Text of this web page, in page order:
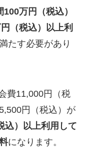
万円（税込）
（税込）以上利
たす必要があり
費11,000円（税
円（税込）が
込）以上利用して
になります。